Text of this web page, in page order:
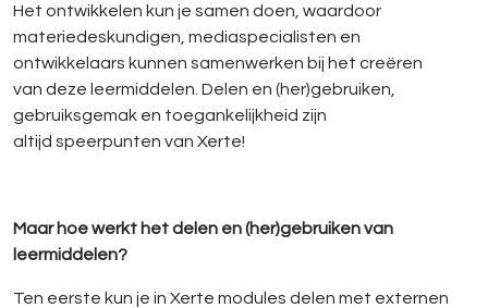
Het ontwikkelen kun je samen doen, waardoor
materiedeskundigen, mediaspecialisten en
ontwikkelaars kunnen samenwerken bij het creëren
van deze leermiddelen. Delen en (her)gebruiken,
gebruiksgemak en toegankelijkheid zijn
altijd speerpunten van Xerte!
Maar hoe werkt het delen en (her)gebruiken van
leermiddelen?
Ten eerste kun je in Xerte modules delen met externen